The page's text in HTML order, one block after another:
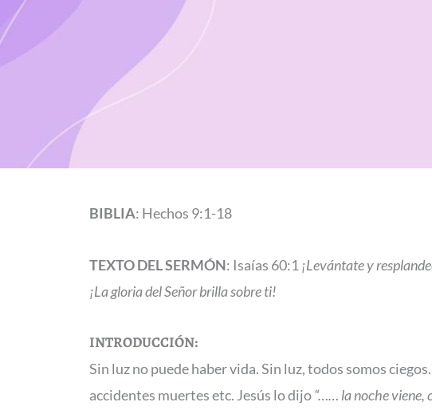
BIBLIA: Hechos 9:1-18
TEXTO DEL SERMÓN: Isaías 60:1 ¡Levántate y
¡La gloria del Señor brilla sobre ti!
INTRODUCCIÓN:
Sin luz no puede haber vida. Sin luz, todos somos
accidentes muertes etc. Jesús lo dijo“…… la noche viene,